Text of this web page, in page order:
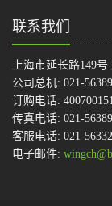
联系我们
上海市延长路149
公司总机: 021-
订购电话:
传真电话: 021-
客服电话: 021-
电子邮件: